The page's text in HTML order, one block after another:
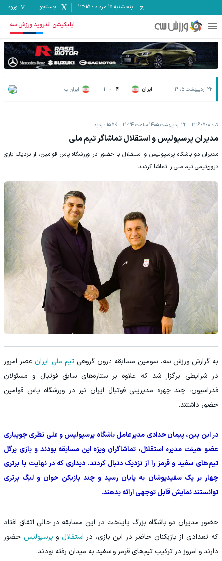
پنجشنبه ۱۵ مرداد -
13:15 جستجو ورود
اپلیکیشن اندروید ورزش سه
22 اردیبهشت 1405 ایران 4
-
1 ایران ب
کد: 2360500 22 اردیبهشت 1405 ساعت 21:24 15.5K بازدید
مدیران پرسپولیس و استقلال تماشاگر تیم ملی
مدیران دو باشگاه پرسپولیس و استقلال با حضور در ورزشگاه پاس قوامین، از نزدیک بازی
درون‌تیمی تیم ملی را تماشا کردند.
به گزارش ورزش سه، سومین مسابقه درون‌ گروهیتیم ملی ایرانعصر امروز
در شرایطی برگزار شد که علاوه بر ستاره‌های سابق فوتبال و مسئولان
فدراسیون، چند چهره مدیریتی فوتبال ایران نیز در ورزشگاه پاس قوامین
حضور داشتند.
در این بین، پیمان حدادی مدیرعامل باشگاه پرسپولیس و علی نظری جویباری
عضو هیئت مدیره استقلال، تماشاگران ویژه این مسابقه بودند و بازی پرگل
تیم‌های سفید و قرمز را از نزدیک دنبال کردند. دیداری که در نهایت با برتری
چهار بر یک سفیدپوشان به پایان رسید و چند بازیکن جوان و لیگ برتری
توانستند نمایش قابل توجهی ارائه بدهند.
حضور مدیران دو باشگاه بزرگ پایتخت در این مسابقه در حالی اتفاق افتاد
که تعدادی از بازیکنان حاضر در این بازی، در استقلال و پرسپولیس حضور
دارند و امروز در ترکیب تیم‌های قرمز و سفید به میدان رفته بودند.